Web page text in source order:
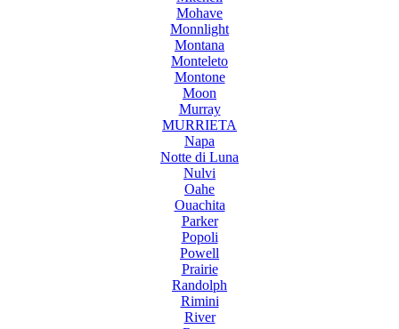
Mohave
Monnlight
Montana
Monteleto
Montone
Moon
Murray
MURRIETA
Napa
Notte di Luna
Nulvi
Oahe
Ouachita
Parker
Popoli
Powell
Prairie
Randolph
Rimini
River